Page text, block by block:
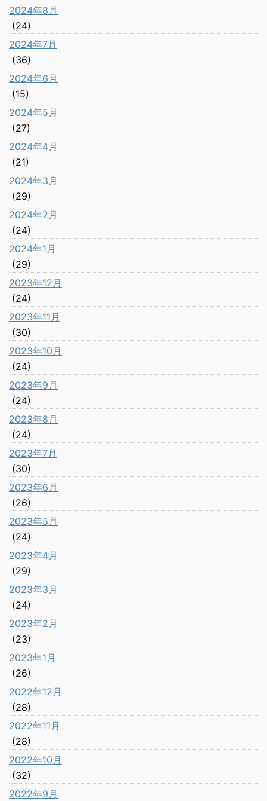
2024年8月
(24)
2024年7月
(36)
2024年6月
(15)
2024年5月
(27)
2024年4月
(21)
2024年3月
(29)
2024年2月
(24)
2024年1月
(29)
2023年12月
(24)
2023年11月
(30)
2023年10月
(24)
2023年9月
(24)
2023年8月
(24)
2023年7月
(30)
2023年6月
(26)
2023年5月
(24)
2023年4月
(29)
2023年3月
(24)
2023年2月
(23)
2023年1月
(26)
2022年12月
(28)
2022年11月
(28)
2022年10月
(32)
2022年9月